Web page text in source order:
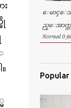
း
ေမာင္ေ
ည္ေအာက္တုိဘ
Normal 0
Popular